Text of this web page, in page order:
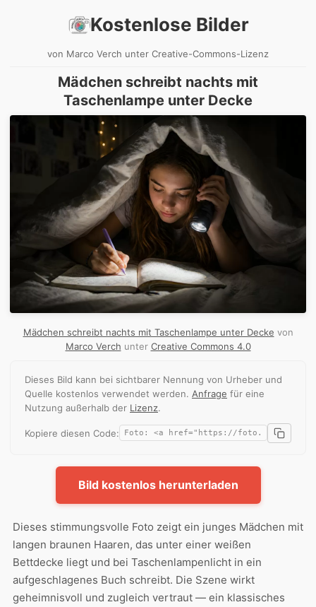
Kostenlose Bilder
von Marco Verch unter Creative-Commons-Lizenz
Mädchen schreibt nachts mit
Taschenlampe unter Decke
Mädchen schreibt nachts mit Taschenlampe unter Decke von
Marco Verch unter Creative Commons 4.0
Dieses Bild kann bei sichtbarer Nennung von Urheber und
Quelle kostenlos verwendet werden. Anfrage für eine
Nutzung außerhalb der Lizenz.
Kopiere diesen Code:
Bild kostenlos herunterladen
Dieses stimmungsvolle Foto zeigt ein junges Mädchen mit
langen braunen Haaren, das unter einer weißen
Bettdecke liegt und bei Taschenlampenlicht in ein
aufgeschlagenes Buch schreibt. Die Szene wirkt
geheimnisvoll und zugleich vertraut — ein klassisches